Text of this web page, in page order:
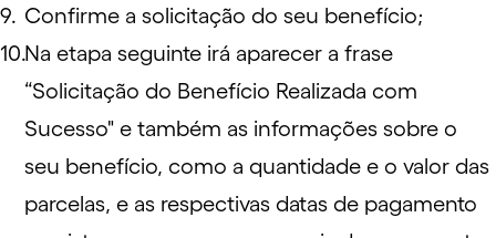
Confirme a solicitação do seu benefício;
Na etapa seguinte irá aparecer a frase
“Solicitação do Benefício Realizada com
Sucesso" e também as informações sobre o
seu benefício, como a quantidade e o valor das
parcelas, e as respectivas datas de pagamento